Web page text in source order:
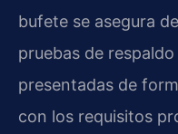
bufete se asegura
pruebas de
presentadas de
con los requisitos